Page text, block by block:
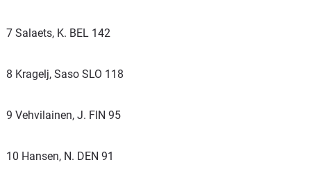
7 Salaets, K. BEL 142
8 Kragelj, Saso SLO 118
9 Vehvilainen, J. FIN 95
10 Hansen, N. DEN 91